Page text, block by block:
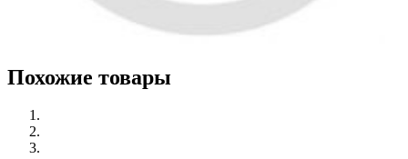
Похожие товары